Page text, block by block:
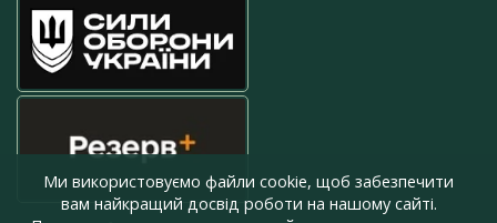
Ми використовуємо файли cookie, щоб забезпечити
вам найкращий досвід роботи на нашому сайті.